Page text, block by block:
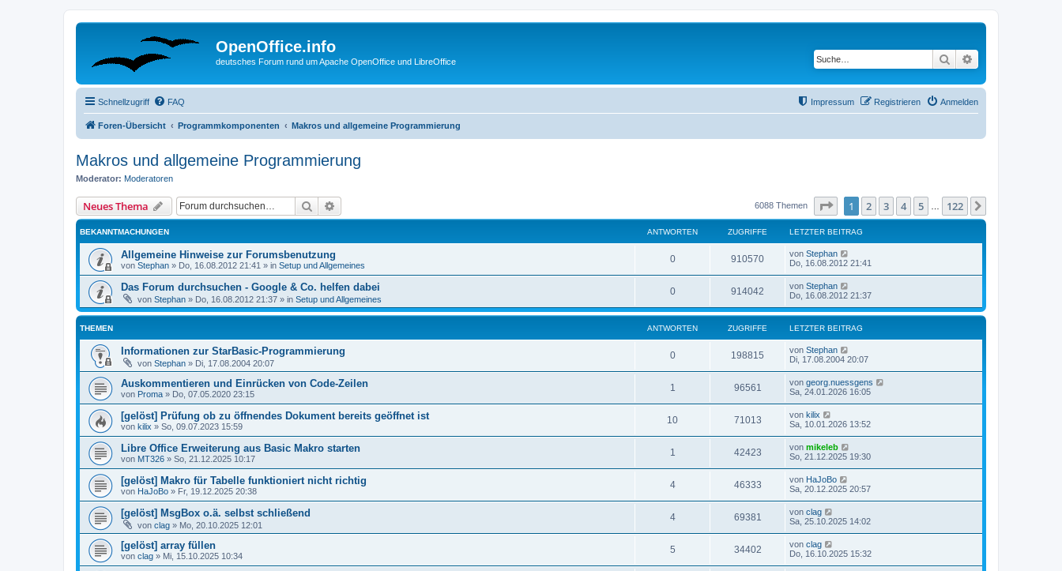
OpenOffice.info
deutsches Forum rund um Apache OpenOffice und LibreOffice Suche
Schnellzugriff FAQ Anmelden
Registrieren
Impressum
Foren-Übersicht Programmkomponenten Makros und allgemeine Programmierung
Makros und allgemeine Programmierung
Moderator: Moderatoren
Neues Thema Suche 6088 Themen Seite von122
1 2 3 4 5 122
BEKANNTMACHUNGEN ANTWORTEN ZUGRIFFE LETZTER BEITRAG
Allgemeine Hinweise zur Forumsbenutzung
von Stephan » Do, 16.08.2012 21:41 » in Setup und Allgemeines
0 910570 von Stephan
Do, 16.08.2012 21:41
Das Forum durchsuchen - Google & Co. helfen dabei
von Stephan » Do, 16.08.2012 21:37 » in Setup und Allgemeines
0 914042 von Stephan
Do, 16.08.2012 21:37
THEMEN ANTWORTEN ZUGRIFFE LETZTER BEITRAG
Informationen zur StarBasic-Programmierung
von Stephan » Di, 17.08.2004 20:07
0 198815 von Stephan
Di, 17.08.2004 20:07
Auskommentieren und Einrücken von Code-Zeilen
von Proma » Do, 07.05.2020 23:15
1 96561 von georg.nuessgens
Sa, 24.01.2026 16:05
[gelöst] Prüfung ob zu öffnendes Dokument bereits geöffnet ist
von kilix » So, 09.07.2023 15:59
10 71013 von kilix
Sa, 10.01.2026 13:52
Libre Office Erweiterung aus Basic Makro starten
von MT326 » So, 21.12.2025 10:17
1 42423 von mikeleb
So, 21.12.2025 19:30
[gelöst] Makro für Tabelle funktioniert nicht richtig
von HaJoBo » Fr, 19.12.2025 20:38
4 46333 von HaJoBo
Sa, 20.12.2025 20:57
[gelöst] MsgBox o.ä. selbst schließend
von clag » Mo, 20.10.2025 12:01
4 69381 von clag
Sa, 25.10.2025 14:02
[gelöst] array füllen
von clag » Mi, 15.10.2025 10:34
5 34402 von clag
Do, 16.10.2025 15:32